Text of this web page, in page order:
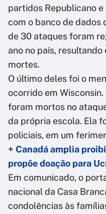
partidos Republicano
com o banco de dados
de 30 ataques foram
ano no país, resultando
mortes.
O último deles foi o
ocorrido em
foram mortos no
da própria escola. Ela
policiais, em um
+ Canadá amplia
propõe doação para
Em comunicado, o
nacional da Casa
condolências às